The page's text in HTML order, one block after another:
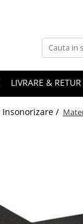
LIVRARE & RETUR
Insonorizare /